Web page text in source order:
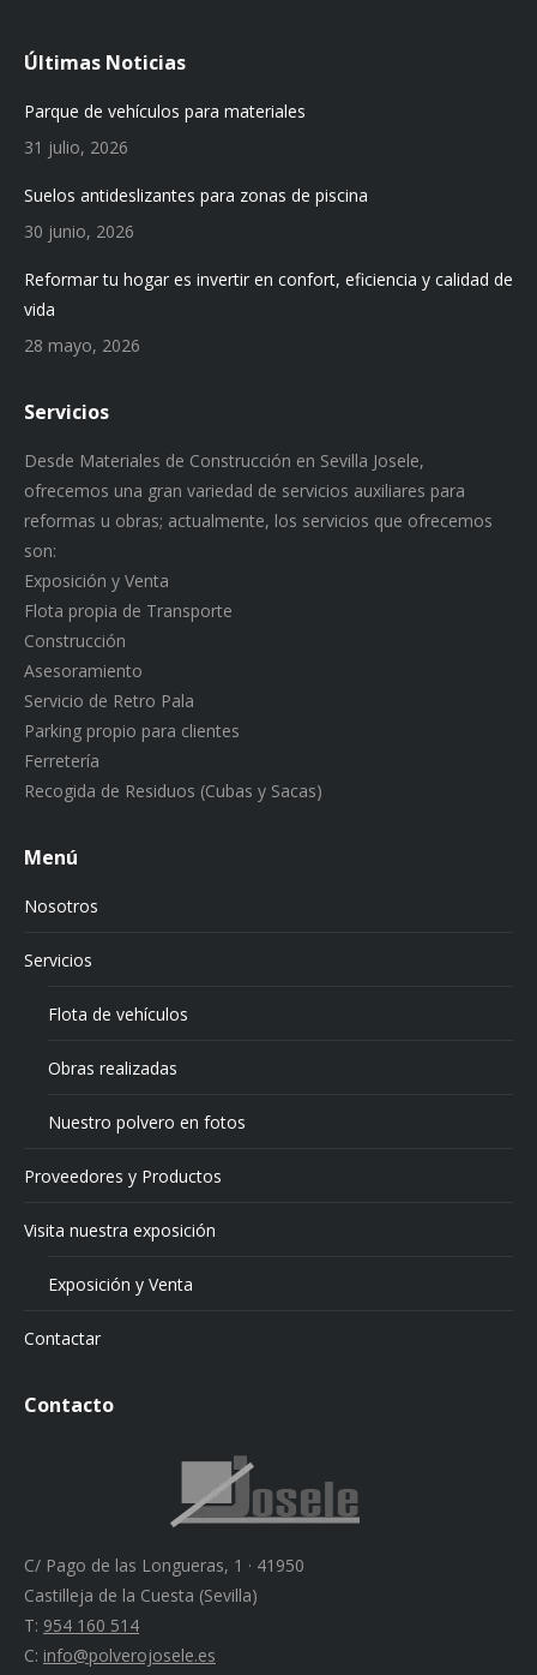
Últimas Noticias
Parque de vehículos para materiales
31 julio, 2026
Suelos antideslizantes para zonas de piscina
30 junio, 2026
Reformar tu hogar es invertir en confort, eficiencia y calidad de
vida
28 mayo, 2026
Servicios
Desde Materiales de Construcción en Sevilla Josele,
ofrecemos una gran variedad de servicios auxiliares para
reformas u obras; actualmente, los servicios que ofrecemos
son:
Exposición y Venta
Flota propia de Transporte
Construcción
Asesoramiento
Servicio de Retro Pala
Parking propio para clientes
Ferretería
Recogida de Residuos (Cubas y Sacas)
Menú
Nosotros
Servicios
Flota de vehículos
Obras realizadas
Nuestro polvero en fotos
Proveedores y Productos
Visita nuestra exposición
Exposición y Venta
Contactar
Contacto
C/ Pago de las Longueras, 1 · 41950
Castilleja de la Cuesta (Sevilla)
T: 954 160 514
C: info@polverojosele.es